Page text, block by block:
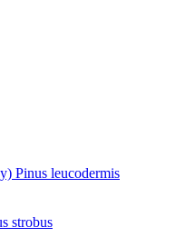
Pinus leucodermis
strobus